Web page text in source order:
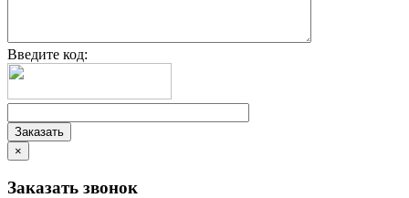
Введите код:
×
Заказать звонок